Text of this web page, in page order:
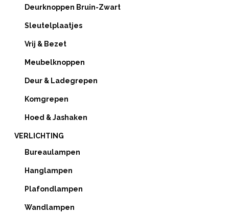
Deurknoppen Bruin-Zwart
Sleutelplaatjes
Vrij & Bezet
Meubelknoppen
Deur & Ladegrepen
Komgrepen
Hoed & Jashaken
VERLICHTING
Bureaulampen
Hanglampen
Plafondlampen
Wandlampen